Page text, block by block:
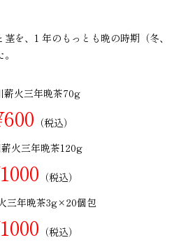
を、1 年のもっとも晩の時期（冬、
薪火三年晩茶70g
（税込）
薪火三年晩茶120g
（税込）
三年晩茶3g×20個包
（税込）